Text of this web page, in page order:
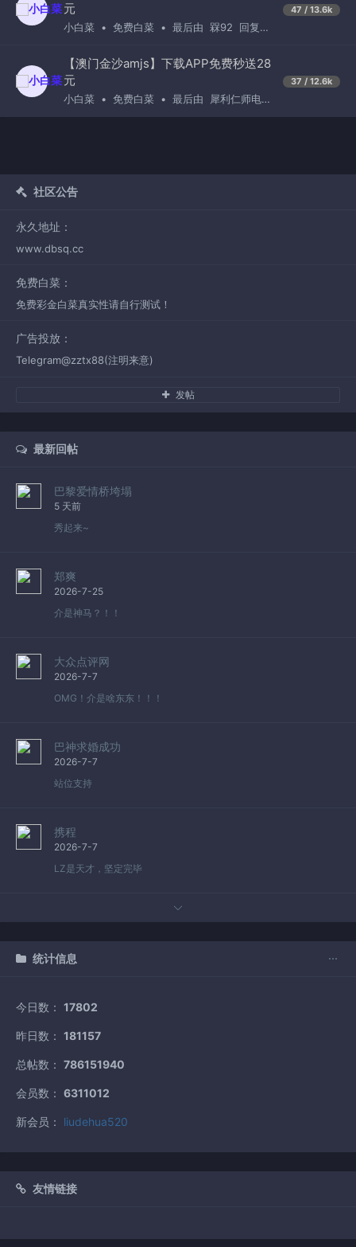
元
小白菜 • 免费白菜 • 最后由 槑92
回复于
47 / 13.6k
【澳门金沙amjs】下载APP免费秒送28
元
小白菜 • 免费白菜 • 最后由
犀利仁师电视
37 / 12.6k
社区公告
永久地址：
www.dbsq.cc
免费白菜：
免费彩金白菜真实性请自行测试！
广告投放：
Telegram@zztx88(注明来意)
发帖
最新回帖
巴黎爱情桥垮塌
5 天前
秀起来~
郑爽
2026-7-25
介是神马？！！
大众点评网
2026-7-7
OMG！介是啥东东！！！
巴神求婚成功
2026-7-7
站位支持
携程
2026-7-7
LZ是天才，坚定完毕
统计信息
今日数： 17802
昨日数： 181157
总帖数： 786151940
会员数： 6311012
新会员： liudehua520
友情链接